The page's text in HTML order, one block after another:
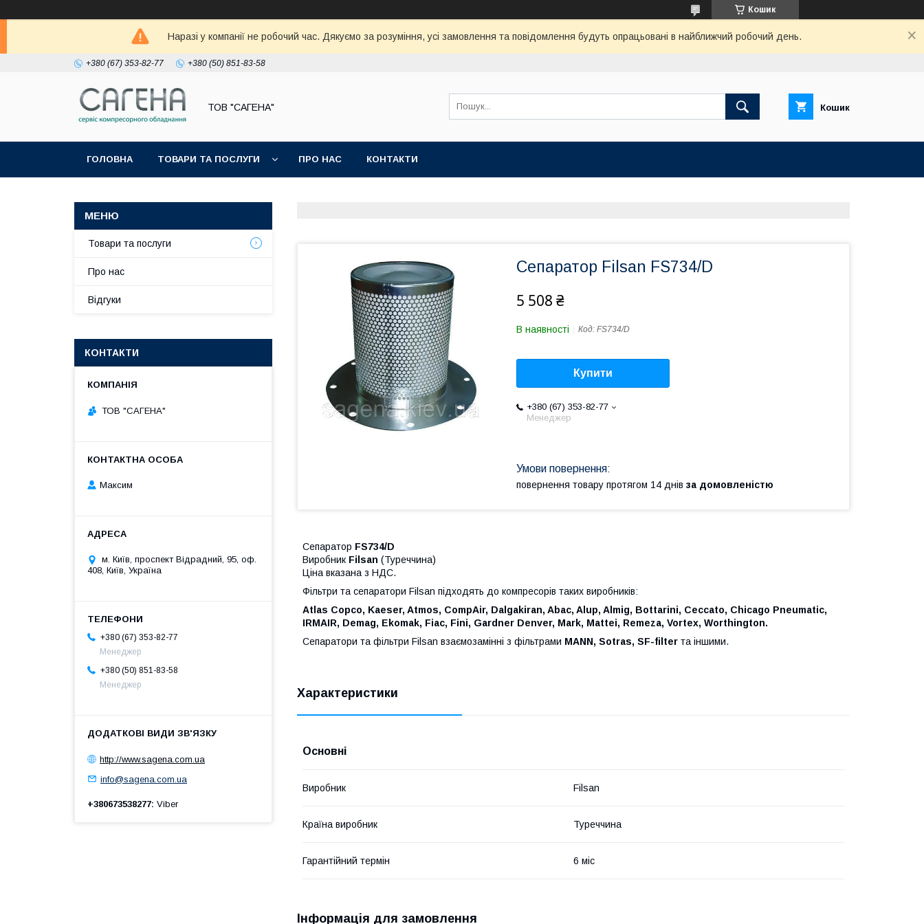
Кошик
Наразі у компанії не робочий час. Дякуємо за розуміння, усі замовлення та повідомлення будуть опрацьовані в найближчий робочий день.
+380 (67) 353-82-77 +380 (50) 851-83-58
ТОВ "САГЕНА" Кошик
ГОЛОВНА ТОВАРИ ТА ПОСЛУГИ ПРО НАС КОНТАКТИ
Сепаратор Filsan FS734/D
5 508 ₴
В наявності Код: FS734/D
Купити
+380 (67) 353-82-77
Менеджер
повернення товару протягом 14 днів за домовленістю
Сепаратор FS734/D
Виробник Filsan (Туреччина)
Ціна вказана з НДС.
Фільтри та сепаратори Filsan підходять до компресорів таких виробників:
Atlas Copco, Kaeser, Atmos, CompAir, Dalgakiran, Abac, Alup, Almig, Bottarini, Ceccato, Chicago Pneumatic,
IRMAIR, Demag, Ekomak, Fiac, Fini, Gardner Denver, Mark, Mattei, Remeza, Vortex, Worthington.
Сепаратори та фільтри Filsan взаємозамінні з фільтрами MANN, Sotras, SF-filter та іншими.
Характеристики
Основні
Виробник Filsan
Країна виробник Туреччина
Гарантійний термін 6 міс
Інформація для замовлення
Товари та послуги
Про нас
Відгуки
КОНТАКТИ
ТОВ "САГЕНА"
Максим
м. Київ, проспект Відрадний, 95, оф.
408, Київ, Україна
+380 (67) 353-82-77
Менеджер
+380 (50) 851-83-58
Менеджер
http://www.sagena.com.ua
info@sagena.com.ua
+380673538277 Viber